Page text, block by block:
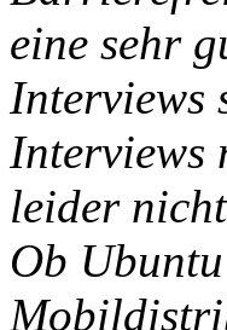
eine sehr
Interviews
Interviews
leider
Ob